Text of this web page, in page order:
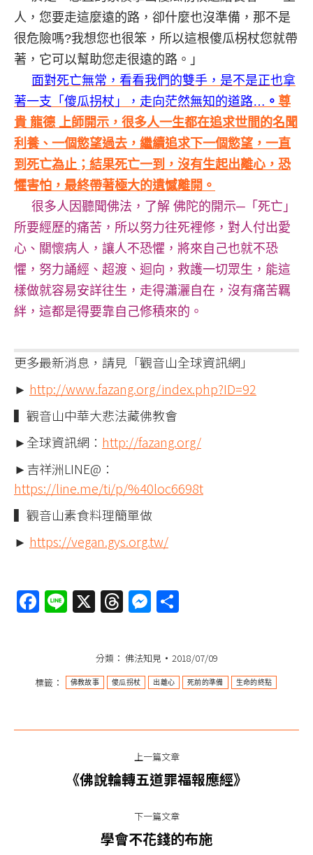
人，您要走這麼遠的路，卻什麼也沒準備，那不是
很危險嗎?我想您也很笨，所以這根傻瓜柺杖您就帶
著，它可以幫助您走很遠的路。」
面對死亡無常，看看我們的雙手，是不是正也拿
著一支「傻瓜拐杖」，走向茫然無知的道路… 。 尊
貴 龍德 上師開示，很多人一生都在追求世間的名聞
利養、一個慾望過去，繼續追求下一個慾望，一直
到死亡為止；結果死亡一到，沒有生起出離心，恐
懼害怕，最終帶著極大的遺憾離開。
很多人因聽聞佛法，了解 佛陀的開示─「死亡」
所要經歷的痛苦，所以努力往死裡修，對人付出愛
心、關懷病人，讓人不恐懼，將來自己也就不恐
懼，努力誦經、超渡、迴向，救護一切眾生，能這
樣做就容易安詳往生，走得瀟灑自在，沒有痛苦羈
絆，這都是得要靠自己修積來的。
更多最新消息，請見「觀音山全球資訊網」
► http://www.fazang.org/index.php?ID=92
▍觀音山中華大悲法藏佛教會
►全球資訊網： http://fazang.org/
►吉祥洲LINE@：
https://line.me/ti/p/%40loc6698t
▍觀音山素食料理簡單做
► https://vegan.gys.org.tw/
Facebook
Line
X Threads
Messenger
分類： 佛法知見
2018/07/09
標籤：
佛教故事 傻瓜拐杖 出離心 死前的準備 生命的終點
上一篇文章
上
篇
文
《佛說輪轉五道罪福報應經》
下一篇文章
下
學會不花錢的布施